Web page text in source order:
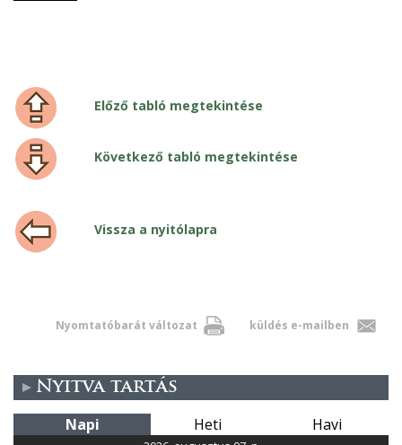
Előző tabló megtekintése
Következő tabló megtekintése
Vissza a nyitólapra
Nyomtatóbarát változat küldés e-mailben
Nyitva tartás
Napi Heti Havi